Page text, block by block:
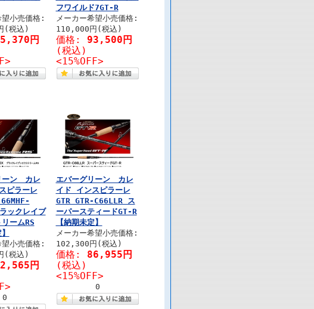
望小売価格:
(税込)
円
フワイルド7GT-R
メーカー希望小売価格:
110,000円(税込)
価格: 93,500円
(税込)
<15%OFF>
ーン カレ
ピラーレ
ックレイブ
ームRS
望小売価格:
(税込)
円
0
エバーグリーン カレ
イド インスピラーレ
GTR GTR-C66LLR ス
ーパースティードGT-R
【納期未定】
メーカー希望小売価格:
102,300円(税込)
価格: 86,955円
(税込)
<15%OFF>
0